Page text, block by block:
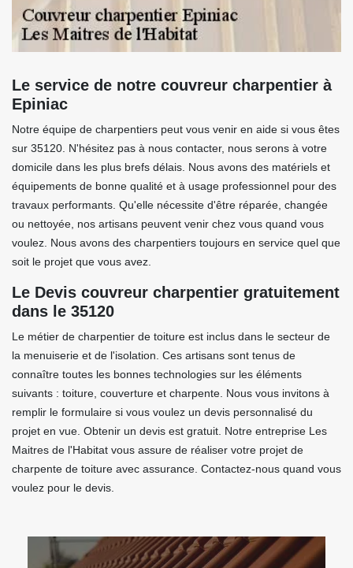
Le service de notre couvreur charpentier à
Epiniac
Notre équipe de charpentiers peut vous venir en aide si vous êtes
sur 35120. N'hésitez pas à nous contacter, nous serons à votre
domicile dans les plus brefs délais. Nous avons des matériels et
équipements de bonne qualité et à usage professionnel pour des
travaux performants. Qu'elle nécessite d'être réparée, changée
ou nettoyée, nos artisans peuvent venir chez vous quand vous
voulez. Nous avons des charpentiers toujours en service quel que
soit le projet que vous avez.
Le Devis couvreur charpentier gratuitement
dans le 35120
Le métier de charpentier de toiture est inclus dans le secteur de
la menuiserie et de l'isolation. Ces artisans sont tenus de
connaître toutes les bonnes technologies sur les éléments
suivants : toiture, couverture et charpente. Nous vous invitons à
remplir le formulaire si vous voulez un devis personnalisé du
projet en vue. Obtenir un devis est gratuit. Notre entreprise Les
Maitres de l'Habitat vous assure de réaliser votre projet de
charpente de toiture avec assurance. Contactez-nous quand vous
voulez pour le devis.